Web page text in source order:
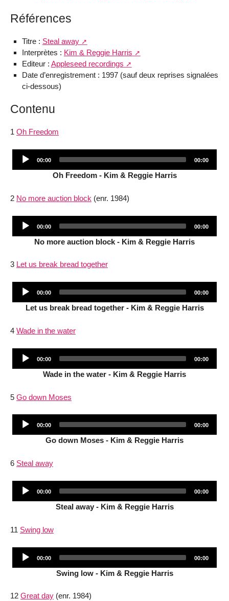
Références
Titre : Steal away
Interprètes : Kim & Reggie Harris
Editeur : Appleseed recordings
Date d’enregistrement : 1997 (sauf deux reprises signalées
ci-dessous)
Contenu
1 Oh Freedom
Current
00:00
Total
00:00
Oh Freedom - Kim & Reggie Harris
2 No more auction block (enr. 1984)
Current
00:00
Total
00:00
No more auction block - Kim & Reggie Harris
3 Let us break bread together
Current
00:00
Total
00:00
Let us break bread together - Kim & Reggie Harris
4 Wade in the water
Current
00:00
Total
00:00
Wade in the water - Kim & Reggie Harris
5 Go down Moses
Current
00:00
Total
00:00
Go down Moses - Kim & Reggie Harris
6 Steal away
Current
00:00
Total
00:00
Steal away - Kim & Reggie Harris
11 Swing low
Current
00:00
Total
00:00
Swing low - Kim & Reggie Harris
12 Great day (enr. 1984)